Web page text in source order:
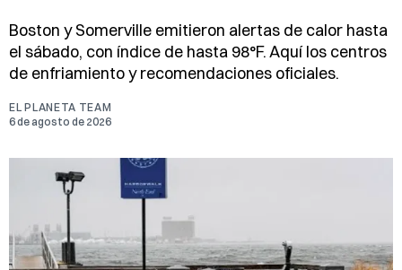
Boston y Somerville emitieron alertas de calor hasta
el sábado, con índice de hasta 98°F. Aquí los centros
de enfriamiento y recomendaciones oficiales.
EL PLANETA TEAM
6 de agosto de 2026